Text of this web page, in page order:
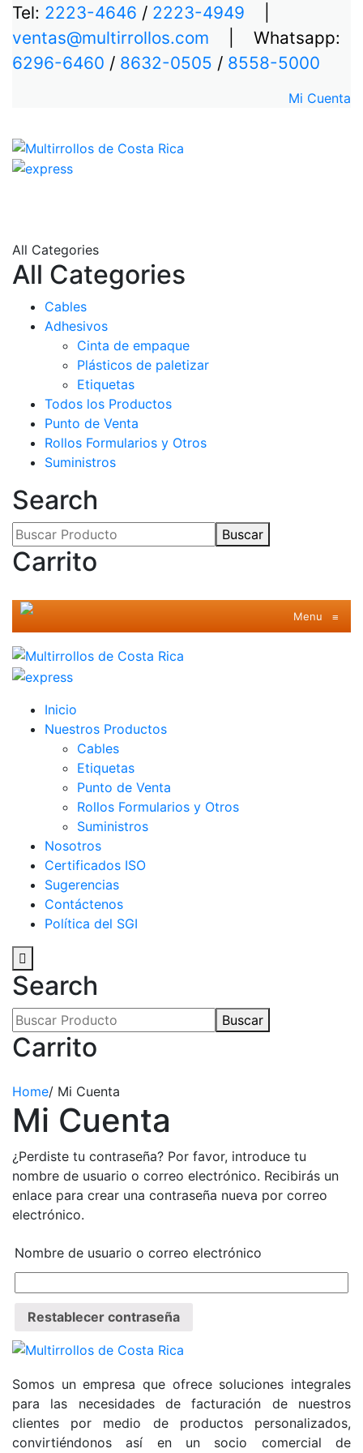
Tel: 2223-4646 / 2223-4949
ventas@multirrollos.com | Whatsapp:
6296-6460 / 8632-0505 / 8558-5000
Mi Cuenta
All Categories
All Categories
Cables
Adhesivos
Cinta de empaque
Plásticos de paletizar
Etiquetas
Todos los Productos
Punto de Venta
Rollos Formularios y Otros
Suministros
Search
Buscar
Carrito
Menu ≡
Inicio
Nuestros Productos
Cables
Etiquetas
Punto de Venta
Rollos Formularios y Otros
Suministros
Nosotros
Certificados ISO
Sugerencias
Contáctenos
Política del SGI
Search
Buscar
Carrito
Home/ Mi Cuenta
Mi Cuenta
¿Perdiste tu contraseña? Por favor, introduce tu
nombre de usuario o correo electrónico. Recibirás un
enlace para crear una contraseña nueva por correo
electrónico.
Nombre de usuario o correo electrónico
Restablecer contraseña
Somos un empresa que ofrece soluciones integrales
para las necesidades de facturación de nuestros
clientes por medio de productos personalizados,
convirtiéndonos así en un socio comercial de